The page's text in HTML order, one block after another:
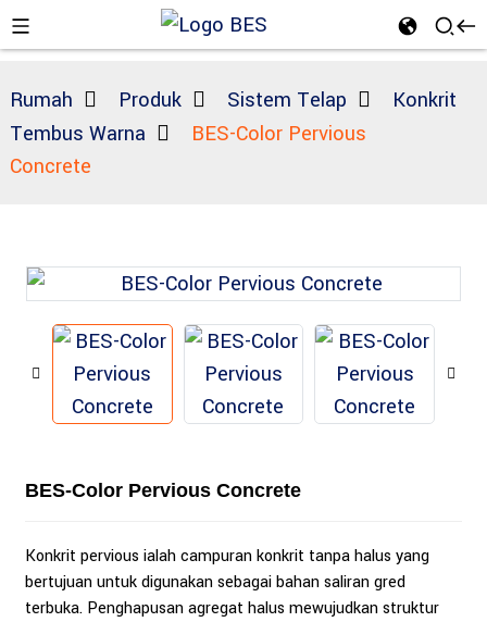
Rumah Produk Sistem Telap
Konkrit
Tembus Warna
BES-Color Pervious
Concrete
BES-Color Pervious Concrete
Konkrit pervious ialah campuran konkrit tanpa halus yang
bertujuan untuk digunakan sebagai bahan saliran gred
terbuka. Penghapusan agregat halus mewujudkan struktur